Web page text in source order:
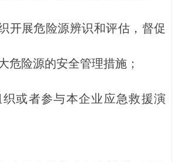
展危险源辨识和评估，督促
危险源的安全管理措施；
者参与本企业应急救援演